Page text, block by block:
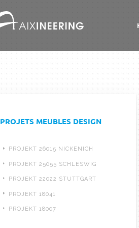
PROJETS MEUBLES DESIGN
PROJEKT 26015 NICKENICH
PROJEKT 25055 SCHLESWIG
PROJEKT 22022 STUTTGART
PROJEKT 18041
PROJEKT 18007